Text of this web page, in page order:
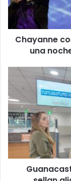
Rica
una
noche
emoción
Chayanne
una
Guanacaste
Aeropuerto
Estados
Unidos
sellan
alianza
para
proteger